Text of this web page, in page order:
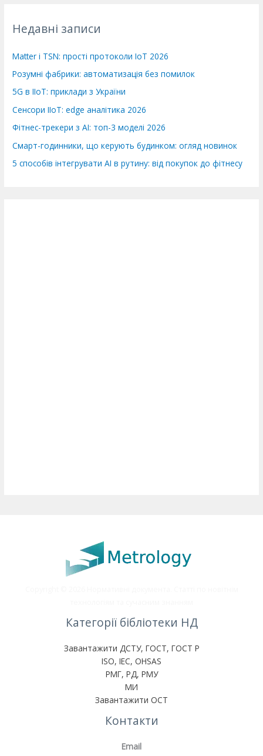
иНедавні записи
Matter і TSN: прості протоколи IoT 2026
Розумні фабрики: автоматизація без помилок
5G в IIoT: приклади з України
Сенсори IIoT: edge аналітика 2026
Фітнес-трекери з AI: топ-3 моделі 2026
Смарт-годинники, що керують будинком: огляд новинок
5 способів інтегрувати AI в рутину: від покупок до фітнесу
Категорії бібліотеки НД
Завантажити ДСТУ, ГОСТ, ГОСТ Р
ISO, IEC, OHSAS
РМГ, РД, РМУ
МИ
Завантажити ОСТ
Контакти
Email